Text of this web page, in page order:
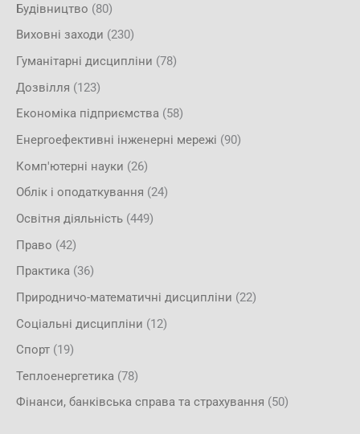
Будівництво (80)
Виховні заходи (230)
Гуманітарні дисципліни (78)
Дозвілля (123)
Економіка підприємства (58)
Енергоефективні інженерні мережі (90)
Комп'ютерні науки (26)
Облік і оподаткування (24)
Освітня діяльність (449)
Право (42)
Практика (36)
Природничо-математичні дисципліни (22)
Соціальні дисципліни (12)
Спорт (19)
Теплоенергетика (78)
Фінанси, банківська справа та страхування (50)